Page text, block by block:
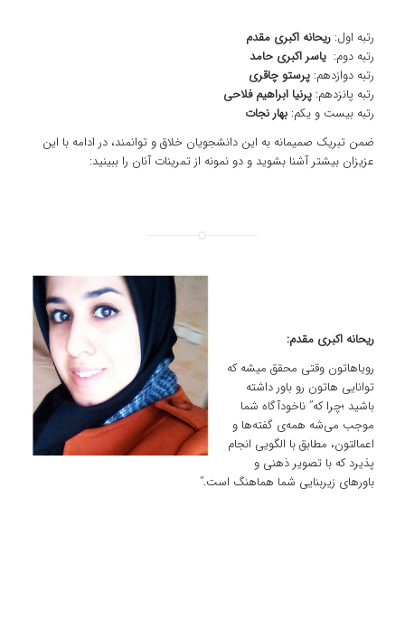
رتبه اول: ریحانه اکبری مقدم
رتبه دوم: یاسر اکبری حامد
رتبه دوازدهم: پرستو چاقری
رتبه پانزدهم: پرنیا ابراهیم فلاحی
رتبه بیست و یکم: بهار نجات
ضمن تبریک صمیمانه به این دانشجویان خلاق و توانمند، در ادامه با این
عزیزان بیشتر آشنا بشوید و دو نمونه از تمرینات آنان را ببینید:
ریحانه اکبری مقدم:
رویاهاتون وقتی محقق میشه که
توانایی هاتون رو باور داشته
باشید ؛چرا که” ناخودآگاه شما
موجب می‌شه همه‌ی گفته‌ها و
اعمالتون‌، مطابق با الگویی انجام
پذیرد که با تصویر ذهنی و
باورهای زیر‌بنایی شما هماهنگ است.”